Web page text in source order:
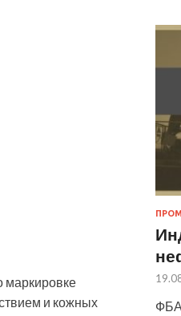
маркировке
и кожных
ФБА